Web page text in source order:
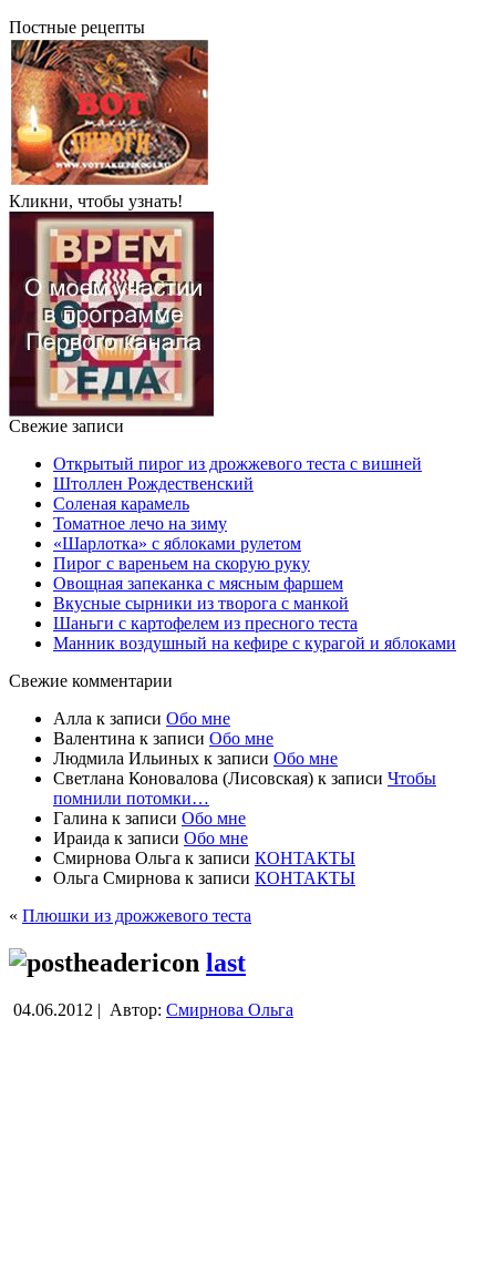
Постные рецепты
Кликни, чтобы узнать!
Свежие записи
Открытый пирог из дрожжевого теста с вишней
Штоллен Рождественский
Соленая карамель
Томатное лечо на зиму
«Шарлотка» с яблоками рулетом
Пирог с вареньем на скорую руку
Овощная запеканка с мясным фаршем
Вкусные сырники из творога с манкой
Шаньги с картофелем из пресного теста
Манник воздушный на кефире с курагой и яблоками
Свежие комментарии
Алла к записи Обо мне
Валентина к записи Обо мне
Людмила Ильиных к записи Обо мне
Светлана Коновалова (Лисовская) к записи Чтобы
помнили потомки…
Галина к записи Обо мне
Ираида к записи Обо мне
Смирнова Ольга к записи КОНТАКТЫ
Ольга Смирнова к записи КОНТАКТЫ
« Плюшки из дрожжевого теста
last
04.06.2012 | Автор: Смирнова Ольга